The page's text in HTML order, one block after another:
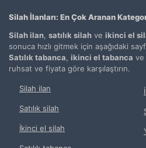
Silah İlanları: En Çok Aranan
Silah ilan satılık silah ve ikinci el
sonuca hızlı gitmek için aşağıdaki
Satılık tabanca ikinci el tabanca ve
ruhsat ve fiyata göre karşılaştırın.
Silah ilan
Satılık silah
İkinci el silah